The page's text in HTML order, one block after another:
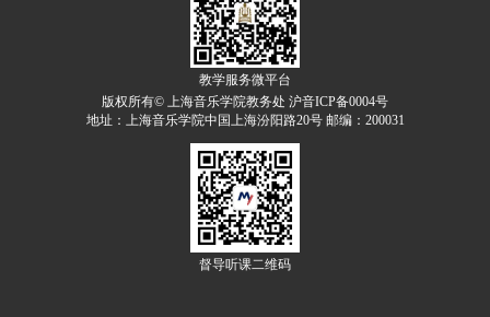
教学服务微平台
版权所有© 上海音乐学院教务处 沪音ICP备0004号
地址：上海音乐学院中国上海汾阳路20号 邮编：200031
督导听课二维码